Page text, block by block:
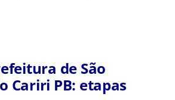
de São
Cariri PB: etapas